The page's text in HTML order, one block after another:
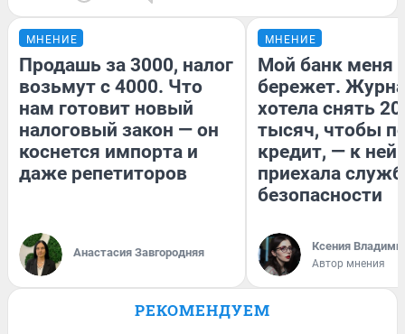
МНЕНИЕ
Продашь за 3000, налог
возьмут с 4000. Что
нам готовит новый
налоговый закон — он
коснется импорта и
даже репетиторов
Анастасия Завгородняя
МНЕНИЕ
Мой банк меня
бережет.
хотела снять
тысяч, чтобы
кредит, — к
приехала
безопасности
Ксения
Автор мнения
РЕКОМЕНДУЕМ